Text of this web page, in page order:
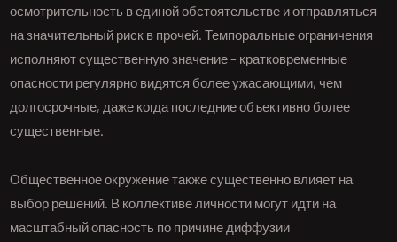
осмотрительность в единой обстоятельстве и отправляться
на значительный риск в прочей. Темпоральные ограничения
исполняют существенную значение – кратковременные
опасности регулярно видятся более ужасающими, чем
долгосрочные, даже когда последние объективно более
существенные.
Общественное окружение также существенно влияет на
выбор решений. В коллективе личности могут идти на
масштабный опасность по причине диффузии